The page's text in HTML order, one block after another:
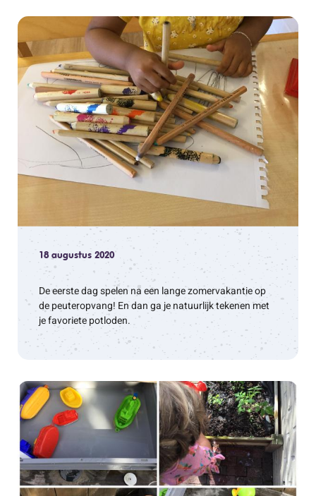
18 augustus 2020
De eerste dag spelen na een lange zomervakantie op
de peuteropvang! En dan ga je natuurlijk tekenen met
je favoriete potloden.